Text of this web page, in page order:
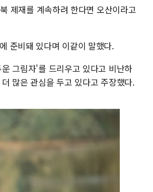
SUV 시대에도 세단 저
제재를 계속하려 한다면 오산이라고
준비돼 있다며 이같이 말했다.
그림자'를 드리우고 있다고 비난하
많은 관심을 두고 있다고 주장했다.